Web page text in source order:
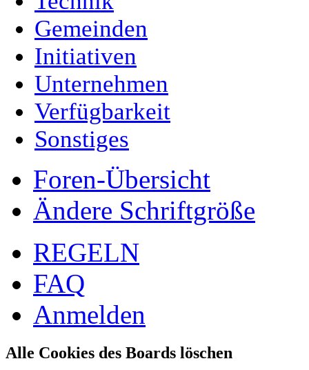
Gemeinden
Initiativen
Unternehmen
Verfügbarkeit
Sonstiges
Foren-Übersicht
Ändere Schriftgröße
REGELN
FAQ
Anmelden
Alle Cookies des Boards löschen